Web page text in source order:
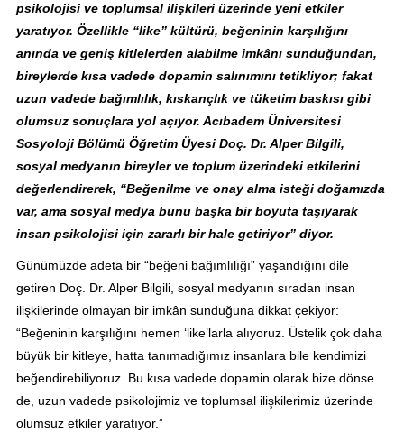
psikolojisi ve toplumsal ilişkileri üzerinde yeni etkiler
yaratıyor. Özellikle “like” kültürü, beğeninin karşılığını
anında ve geniş kitlelerden alabilme imkânı sunduğundan,
bireylerde kısa vadede dopamin salınımını tetikliyor; fakat
uzun vadede bağımlılık, kıskançlık ve tüketim baskısı gibi
olumsuz sonuçlara yol açıyor. Acıbadem Üniversitesi
Sosyoloji Bölümü Öğretim Üyesi Doç. Dr. Alper Bilgili,
sosyal medyanın bireyler ve toplum üzerindeki etkilerini
değerlendirerek, “Beğenilme ve onay alma isteği doğamızda
var, ama sosyal medya bunu başka bir boyuta taşıyarak
insan psikolojisi için zararlı bir hale getiriyor” diyor.
Günümüzde adeta bir “beğeni bağımlılığı” yaşandığını dile
getiren Doç. Dr. Alper Bilgili, sosyal medyanın sıradan insan
ilişkilerinde olmayan bir imkân sunduğuna dikkat çekiyor:
“Beğeninin karşılığını hemen ‘like’larla alıyoruz. Üstelik çok daha
büyük bir kitleye, hatta tanımadığımız insanlara bile kendimizi
beğendirebiliyoruz. Bu kısa vadede dopamin olarak bize dönse
de, uzun vadede psikolojimiz ve toplumsal ilişkilerimiz üzerinde
olumsuz etkiler yaratıyor.”